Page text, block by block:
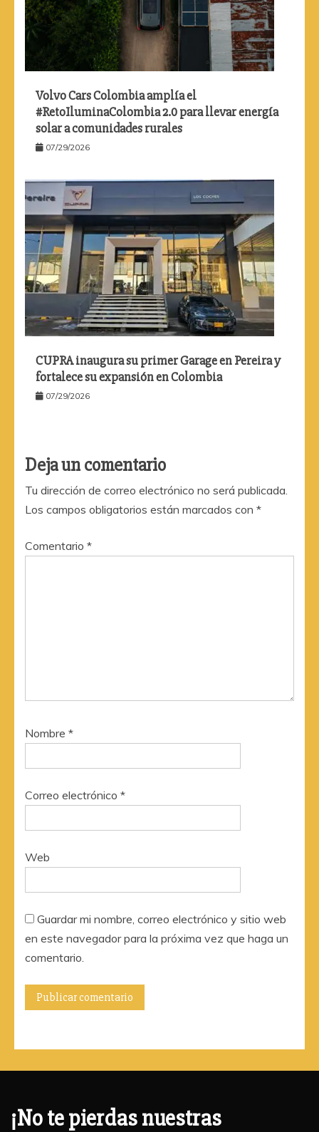
Volvo Cars Colombia amplía el
#RetoIluminaColombia 2.0 para llevar energía
solar a comunidades rurales
07/29/2026
CUPRA inaugura su primer Garage en Pereira y
fortalece su expansión en Colombia
07/29/2026
Deja un comentario
Tu dirección de correo electrónico no será publicada.
Los campos obligatorios están marcados con *
Comentario *
Nombre *
Correo electrónico *
Web
Guardar mi nombre, correo electrónico y sitio web
en este navegador para la próxima vez que haga un
comentario.
¡No te pierdas nuestras